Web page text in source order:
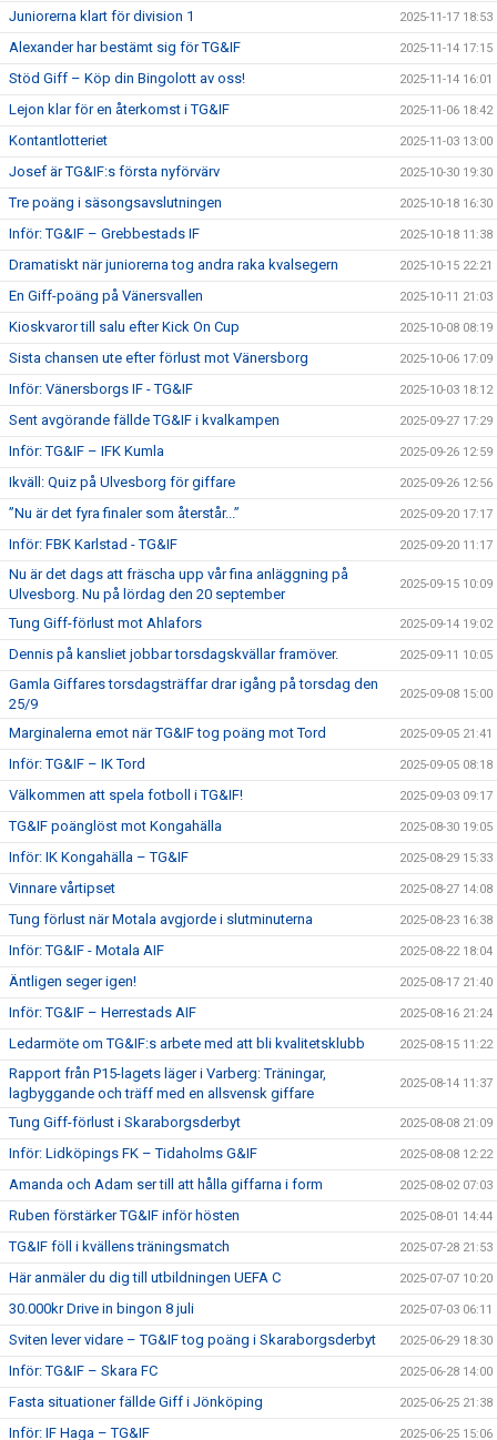
Juniorerna klart för division 1 2025-11-17 18:53
Alexander har bestämt sig för TG&IF 2025-11-14 17:15
Stöd Giff – Köp din Bingolott av oss! 2025-11-14 16:01
Lejon klar för en återkomst i TG&IF 2025-11-06 18:42
Kontantlotteriet 2025-11-03 13:00
Josef är TG&IF:s första nyförvärv 2025-10-30 19:30
Tre poäng i säsongsavslutningen 2025-10-18 16:30
Inför: TG&IF – Grebbestads IF 2025-10-18 11:38
Dramatiskt när juniorerna tog andra raka kvalsegern 2025-10-15 22:21
En Giff-poäng på Vänersvallen 2025-10-11 21:03
Kioskvaror till salu efter Kick On Cup 2025-10-08 08:19
Sista chansen ute efter förlust mot Vänersborg 2025-10-06 17:09
Inför: Vänersborgs IF - TG&IF 2025-10-03 18:12
Sent avgörande fällde TG&IF i kvalkampen 2025-09-27 17:29
Inför: TG&IF – IFK Kumla 2025-09-26 12:59
Ikväll: Quiz på Ulvesborg för giffare 2025-09-26 12:56
”Nu är det fyra finaler som återstår...” 2025-09-20 17:17
Inför: FBK Karlstad - TG&IF 2025-09-20 11:17
Nu är det dags att fräscha upp vår fina anläggning på
Ulvesborg. Nu på lördag den 20 september
2025-09-15 10:09
Tung Giff-förlust mot Ahlafors 2025-09-14 19:02
Dennis på kansliet jobbar torsdagskvällar framöver. 2025-09-11 10:05
Gamla Giffares torsdagsträffar drar igång på torsdag den
25/9
2025-09-08 15:00
Marginalerna emot när TG&IF tog poäng mot Tord 2025-09-05 21:41
Inför: TG&IF – IK Tord 2025-09-05 08:18
Välkommen att spela fotboll i TG&IF! 2025-09-03 09:17
TG&IF poänglöst mot Kongahälla 2025-08-30 19:05
Inför: IK Kongahälla – TG&IF 2025-08-29 15:33
Vinnare vårtipset 2025-08-27 14:08
Tung förlust när Motala avgjorde i slutminuterna 2025-08-23 16:38
Inför: TG&IF - Motala AIF 2025-08-22 18:04
Äntligen seger igen! 2025-08-17 21:40
Inför: TG&IF – Herrestads AIF 2025-08-16 21:24
Ledarmöte om TG&IF:s arbete med att bli kvalitetsklubb 2025-08-15 11:22
Rapport från P15-lagets läger i Varberg: Träningar,
lagbyggande och träff med en allsvensk giffare
2025-08-14 11:37
Tung Giff-förlust i Skaraborgsderbyt 2025-08-08 21:09
Inför: Lidköpings FK – Tidaholms G&IF 2025-08-08 12:22
Amanda och Adam ser till att hålla giffarna i form 2025-08-02 07:03
Ruben förstärker TG&IF inför hösten 2025-08-01 14:44
TG&IF föll i kvällens träningsmatch 2025-07-28 21:53
Här anmäler du dig till utbildningen UEFA C 2025-07-07 10:20
30.000kr Drive in bingon 8 juli 2025-07-03 06:11
Sviten lever vidare – TG&IF tog poäng i Skaraborgsderbyt 2025-06-29 18:30
Inför: TG&IF – Skara FC 2025-06-28 14:00
Fasta situationer fällde Giff i Jönköping 2025-06-25 21:38
Inför: IF Haga – TG&IF 2025-06-25 15:06